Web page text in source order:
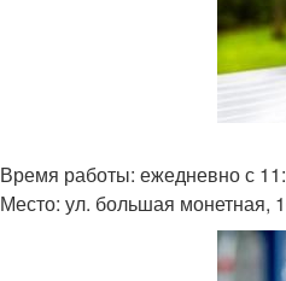
Время работы: ежедневно с
Место: ул. большая монетная,